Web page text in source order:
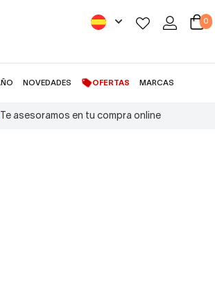
0
NOVEDADES OFERTAS MARCAS
Te asesoramos en tu compra online